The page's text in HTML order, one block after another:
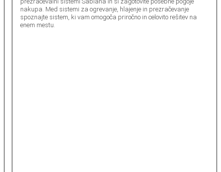
nakupa. Med sistemi za ogrevanje, hlajenje in prezračevanje
spoznajte sistem, ki vam omogoča priročno in celovito rešitev na
enem mestu.